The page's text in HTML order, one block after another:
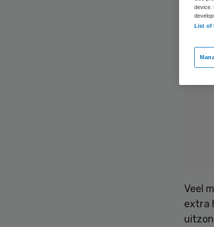
Veel
extra
device.
List of